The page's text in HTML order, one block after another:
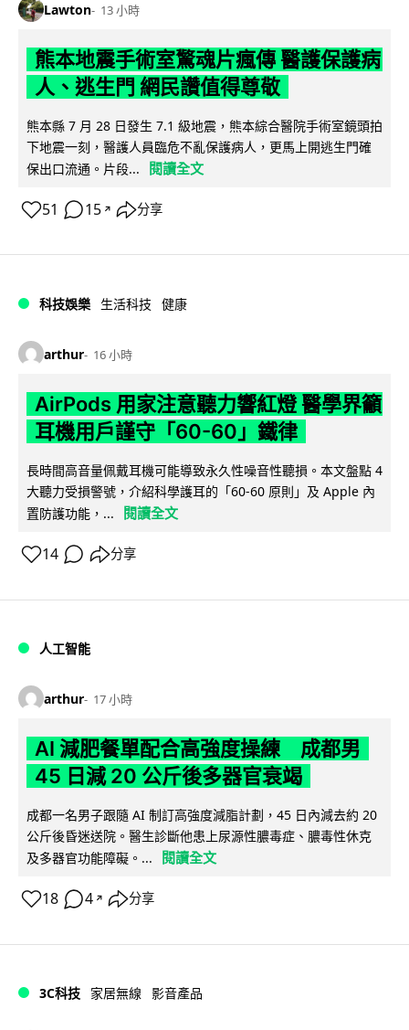
Lawton 13 小時
熊本地震手術室驚魂片瘋傳 醫護保護病
人、逃生門 網民讚值得尊敬
熊本縣 7 月 28 日發生 7.1 級地震，熊本綜合醫院手術室鏡頭拍
下地震一刻，醫護人員臨危不亂保護病人，更馬上開逃生門確
保出口流通。片段...
閱讀全文
51 15 ↗ 分享
科技娛樂 生活科技 健康
arthur 16 小時
AirPods 用家注意聽力響紅燈 醫學界籲
耳機用戶謹守「60-60」鐵律
長時間高音量佩戴耳機可能導致永久性噪音性聽損。本文盤點 4
大聽力受損警號，介紹科學護耳的「60-60 原則」及 Apple 內
置防護功能，...
閱讀全文
14 分享
人工智能
arthur 17 小時
AI 減肥餐單配合高強度操練 成都男
45 日減 20 公斤後多器官衰竭
成都一名男子跟隨 AI 制訂高強度減脂計劃，45 日內減去約 20
公斤後昏迷送院。醫生診斷他患上尿源性膿毒症、膿毒性休克
及多器官功能障礙。...
閱讀全文
18 4 ↗ 分享
3C科技 家居無線 影音產品